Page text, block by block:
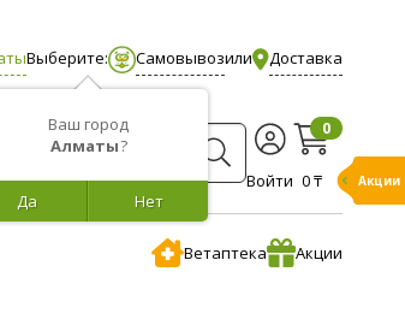
Ваш город
Алматы?
Нет
Да
Выберите: Самовывозили Доставка
Войти
0
0 ₸
Ветаптека Акции
Акции